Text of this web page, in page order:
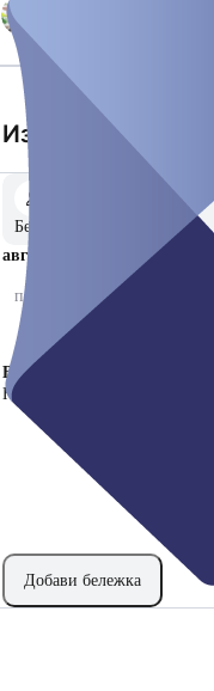
Избери дата
Без предпочитание
авг 2026
пон
Време
Няма налични часове за
Добави бележка